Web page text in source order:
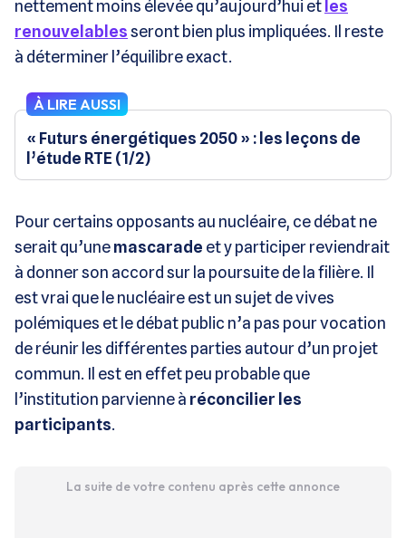
nettement moins élevée qu’aujourd’hui et les
renouvelablesseront bien plus impliquées. Il reste
à déterminer l’équilibre exact.
À LIRE AUSSI
« Futurs énergétiques 2050 » : les leçons de
l’étude RTE (1/2)
Pour certains opposants au nucléaire, ce débat ne
serait qu’unemascarade et y participer reviendrait
à donner son accord sur la poursuite de la filière. Il
est vrai que le nucléaire est un sujet de vives
polémiques et le débat public n’a pas pour vocation
de réunir les différentes parties autour d’un projet
commun. Il est en effet peu probable que
l’institution parvienne à réconcilier les
participants.
La suite de votre contenu après cette annonce